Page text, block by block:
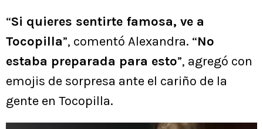
“Si quieres sentirte famosa, ve a
Tocopilla”, comentó Alexandra. “No
estaba preparada para esto”, agregó con
emojis de sorpresa ante el cariño de la
gente en Tocopilla.